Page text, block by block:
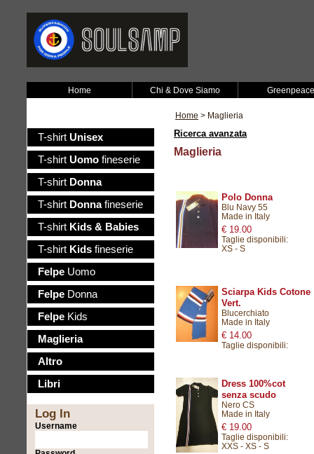
Home Chi & Dove Siamo Greenpeace
Home > Maglieria
T-shirt Unisex
T-shirt Uomo fineserie
T-shirt Donna
T-shirt Donnafineserie
T-shirt Kids & Babies
T-shirt Kids fineserie
Felpe Uomo
Felpe Donna
Felpe Kids
Maglieria
Altro
Libri
Log In
Username
Ricerca avanzata
Maglieria
Polo Donna
Blu Navy 55
Made in Italy
€ 19.00
Taglie disponibili:
XS - S
Sciarpa Kids Cotone
Vert.
Blucerchiato
Made in Italy
€ 14.00
Taglie disponibili:
Dress 100%cot
senza scudo
Nero CS
Made in Italy
€ 19.00
Taglie disponibili:
XXS - XS - S